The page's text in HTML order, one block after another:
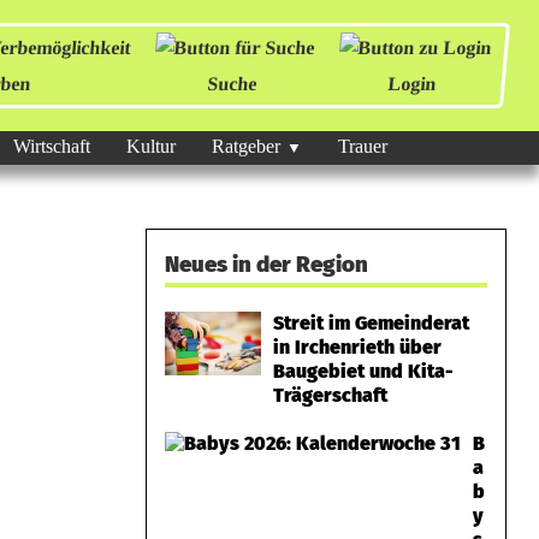
Suche Login
Wirtschaft Kultur Ratgeber Trauer
Neues in der Region
Streit im Gemeinderat
in Irchenrieth über
Baugebiet und Kita-
Trägerschaft
B
a
b
y